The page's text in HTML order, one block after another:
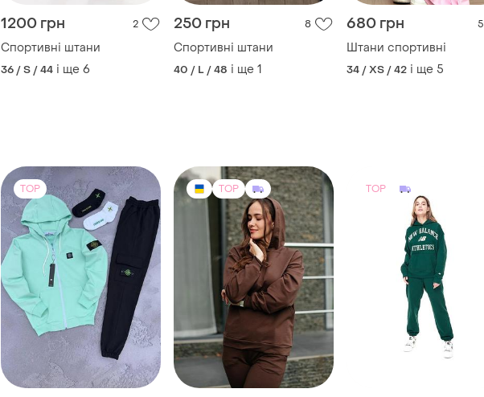
1200 грн 2
Спортивні штани
36 / S / 44 і ще 6
250 грн 8
Спортивні штани
40 / L / 48 і ще 1
680 грн 5
Штани спортивні
34 / XS / 42 і ще 5
TOP TOP TOP